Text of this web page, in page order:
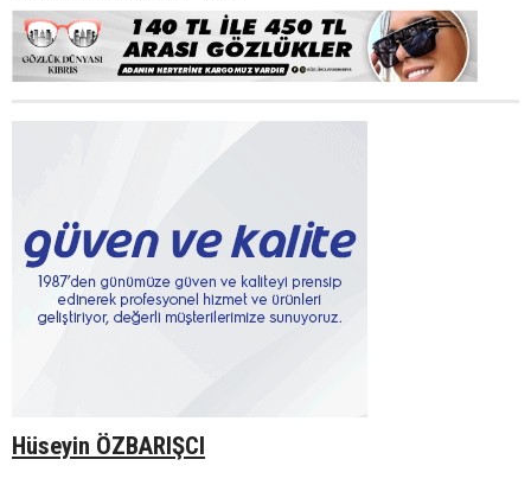
Hüseyin ÖZBARIŞCI